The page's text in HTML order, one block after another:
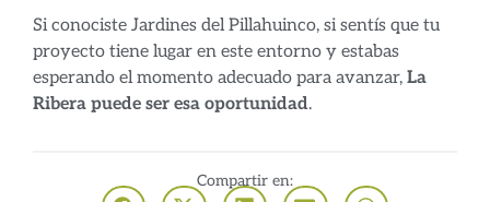
Si conociste Jardines del Pillahuinco, si sentís que tu
proyecto tiene lugar en este entorno y estabas
esperando el momento adecuado para avanzar, La
Ribera puede ser esa oportunidad.
Compartir en: